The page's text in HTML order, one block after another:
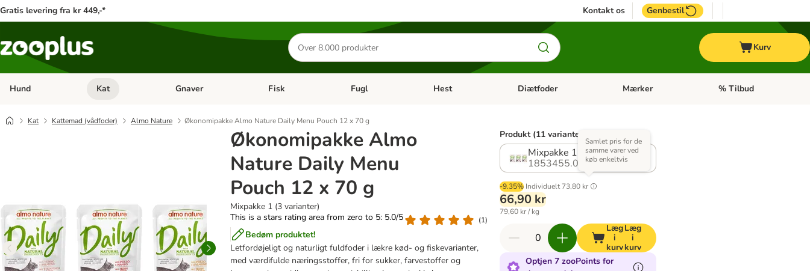
Gratis levering fra kr 449,-* Kontakt os Genbestil
Søg
efter
produkter
Kurv
Hund Åben kategori menu: Hund
Kat Åben kategori menu: Kat
Gnaver Åben kategori menu: Gnaver
Fisk Åben kategori menu: Fisk
Fugl Åben kategori menu: Fugl
Hest Åben kategori menu: Hest
Diætfoder Åben kategori menu: Diætfoder
Mærker Åben kategori menu:
% Tilbud
Kat Kattemad (vådfoder) Almo Nature Økonomipakke Almo Nature Daily Menu Pouch 12 x 70 g
Økonomipakke Almo
Nature Daily Menu
Pouch 12 x 70 g
Mixpakke 1 (3 varianter)
This is a stars rating area from zero to 5: 5.0/5
(1)
Bedøm produktet!
Letfordøjeligt og naturligt fuldfoder i lækre kød- og fiskevarianter,
med værdifulde næringsstoffer, fri for sukker, farvestoffer og
Produkt (11 varianter)
Mixpakke 1 (3 varianter)
1853455.0
-9.35% Individuelt 73,80 kr
Samlet pris for de
samme varer ved
køb enkeltvis
66,90 kr
79,60 kr / kg
Læg
i
kurv
Læg
i
kurv
Optjen 7 zooPoints for